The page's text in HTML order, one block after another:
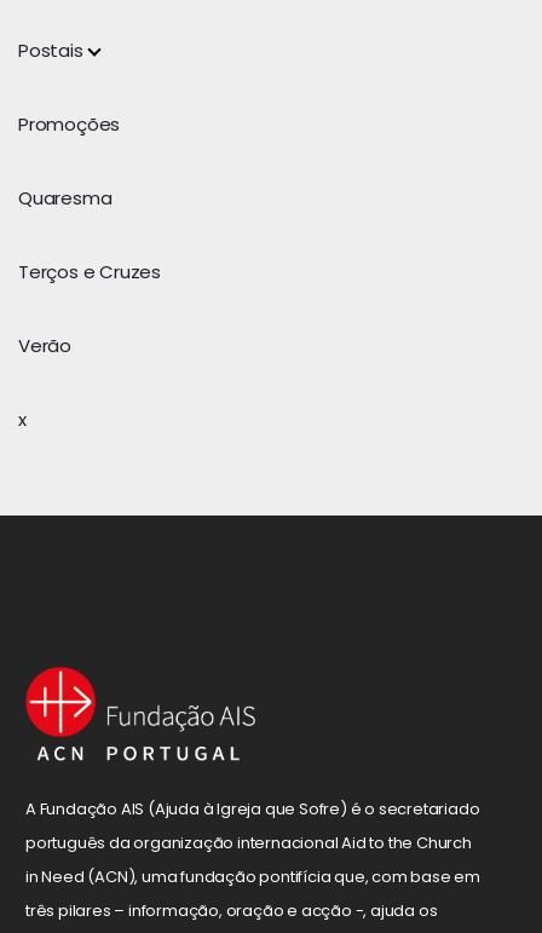
Postais
Promoções
Quaresma
Terços e Cruzes
Verão
x
A Fundação AIS (Ajuda à Igreja que Sofre) é o secretariado
português da organização internacional Aid to the Church
in Need (ACN), uma fundação pontifícia que, com base em
três pilares – informação, oração e acção -, ajuda os